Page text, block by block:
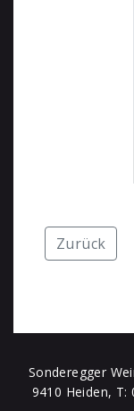
Zurück
Sonderegger
9410 Heiden,